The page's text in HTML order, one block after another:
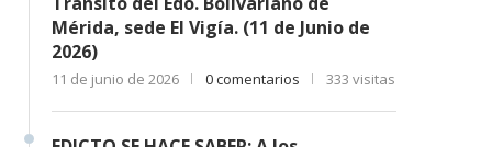
Mérida, sede El Vigía. (11 de Junio de
2026)
11 de junio de 2026 0 comentarios 333 visitas